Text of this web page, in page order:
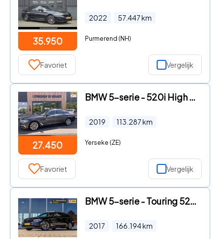
35.950
2022 57.447km
Purmerend (NH)
Favoriet Vergelijk
27.450
BMW 5-serie - 520i High Executive
2019 113.287km
Yerseke (ZE)
Favoriet Vergelijk
BMW 5-serie - Touring 520i High Executive M-Sport | Pano | Camera
2017 166.194km